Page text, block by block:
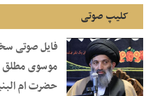
فایل صوتی سخنرانی استاد
موسوی مطلق در روز شهادت
حضرت ام البنین سلام الله علیها